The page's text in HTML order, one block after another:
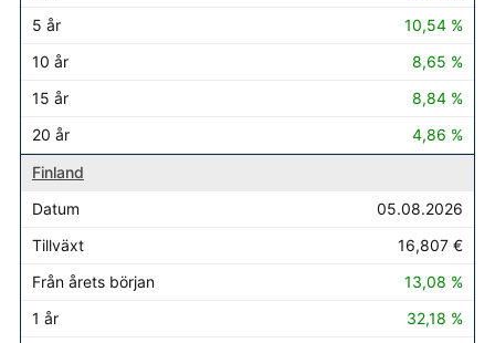
10,54 %
8,65 %
8,84 %
4,86 %
Finland
05.08.2026
16,807 €
13,08 %
32,18 %